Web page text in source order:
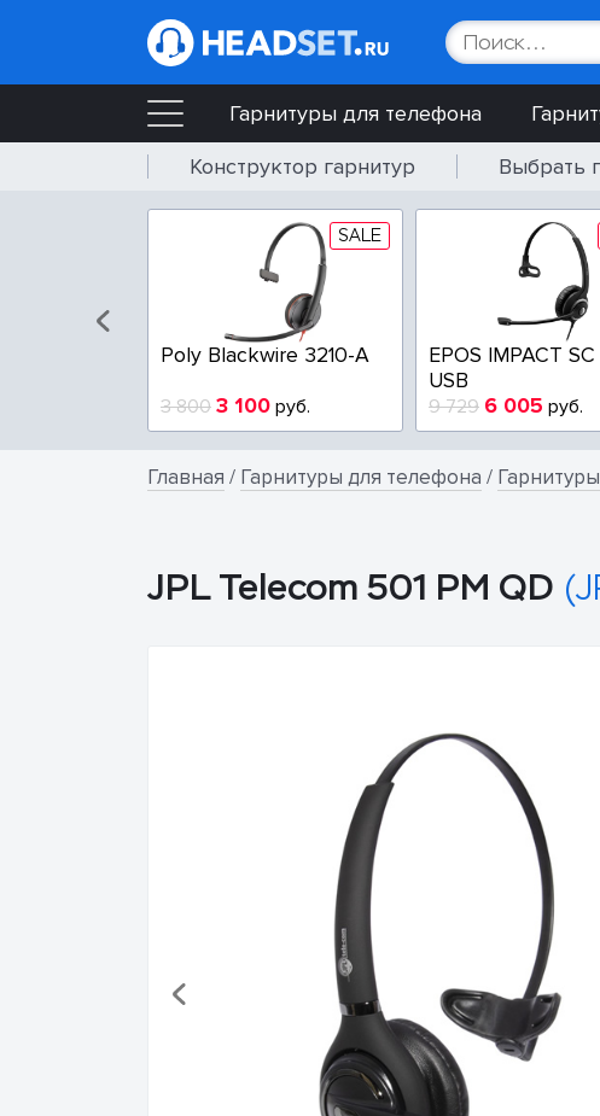
Гарнитуры для телефона
Конструктор гарнитур
Выбрать
SALE
Poly Blackwire 3210-A
3 800 3 100 руб.
EPOS IMPACT
USB
9 729 6 005 руб.
Главная / Гарнитуры для телефона /
JPL Telecom 501 PM QD